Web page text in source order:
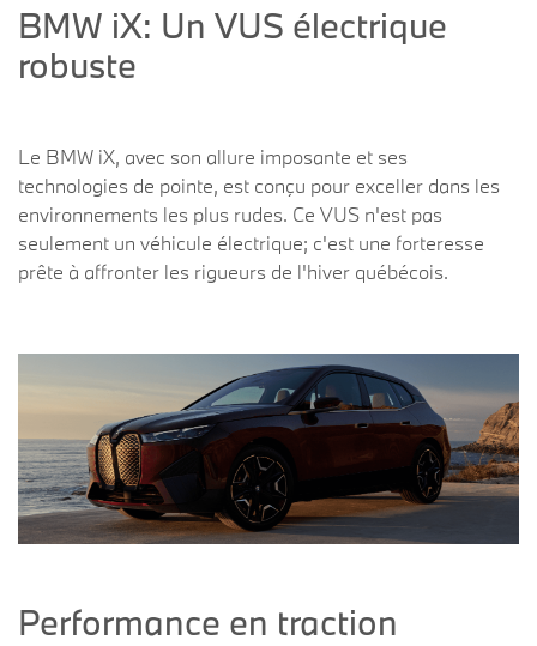
BMW iX: Un VUS électrique
robuste
Le BMW iX, avec son allure imposante et ses
technologies de pointe, est conçu pour exceller dans les
environnements les plus rudes. Ce VUS n'est pas
seulement un véhicule électrique; c'est une forteresse
prête à affronter les rigueurs de l'hiver québécois.
Performance en traction